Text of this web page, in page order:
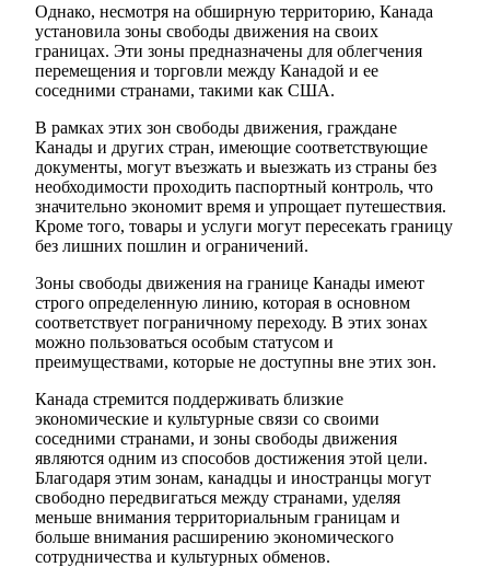
Однако, несмотря на обширную территорию, Канада
установила зоны свободы движения на своих
границах. Эти зоны предназначены для облегчения
перемещения и торговли между Канадой и ее
соседними странами, такими как США.
В рамках этих зон свободы движения, граждане
Канады и других стран, имеющие соответствующие
документы, могут въезжать и выезжать из страны без
необходимости проходить паспортный контроль, что
значительно экономит время и упрощает путешествия.
Кроме того, товары и услуги могут пересекать границу
без лишних пошлин и ограничений.
Зоны свободы движения на границе Канады имеют
строго определенную линию, которая в основном
соответствует пограничному переходу. В этих зонах
можно пользоваться особым статусом и
преимуществами, которые не доступны вне этих зон.
Канада стремится поддерживать близкие
экономические и культурные связи со своими
соседними странами, и зоны свободы движения
являются одним из способов достижения этой цели.
Благодаря этим зонам, канадцы и иностранцы могут
свободно передвигаться между странами, уделяя
меньше внимания территориальным границам и
больше внимания расширению экономического
сотрудничества и культурных обменов.